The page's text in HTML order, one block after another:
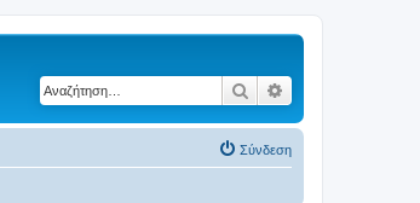
Αναζήτηση
Σύνδεση